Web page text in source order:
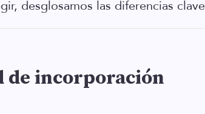
desglosamos las diferencias
de incorporación